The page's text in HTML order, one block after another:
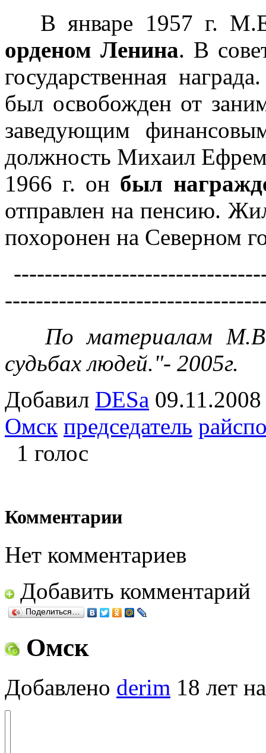
В январе 1957 г.
орденом Ленина. В
государственная
был освобожден от
заведующим
должность Михаил
1966 г. он был
отправлен на пенсию.
похоронен на Северном
По материалам М.В.
судьбах людей."- 2005г.
Добавил DESa
Омск председатель
1 голос
Комментарии
Нет комментариев
Добавить комментарий
Поделиться…
Омск
Добавлено derim 18 лет